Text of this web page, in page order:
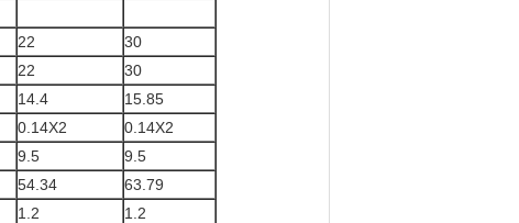
22
30
22
30
14.4
15.85
0.14X2
0.14X2
9.5
9.5
54.34
63.79
1.2
1.2